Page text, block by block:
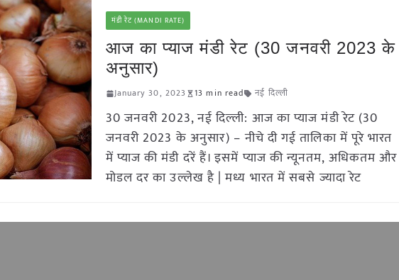
मंडी रेट (MANDI RATE)
आज का प्याज मंडी रेट (30 जनवरी 2023 के
अनुसार)
January 30, 2023 13 min read नई दिल्ली
30 जनवरी 2023, नई दिल्ली: आज का प्याज मंडी रेट (30
जनवरी 2023 के अनुसार) – नीचे दी गई तालिका में पूरे भारत
में प्याज की मंडी दरें हैं। इसमें प्याज की न्यूनतम, अधिकतम और
मोडल दर का उल्लेख है | मध्य भारत में सबसे ज्यादा रेट